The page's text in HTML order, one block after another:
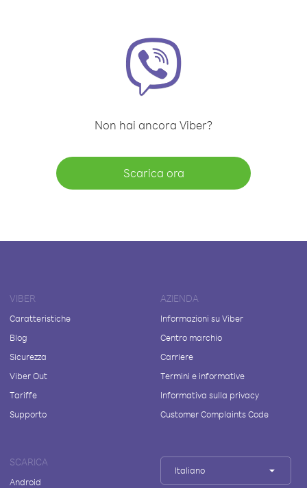
Non hai ancora Viber?
Scarica ora
VIBER
Caratteristiche
Blog
Sicurezza
Viber Out
Tariffe
Supporto
AZIENDA
Informazioni su Viber
Centro marchio
Carriere
Termini e informative
Informativa sulla privacy
Customer Complaints Code
SCARICA
Android
Italiano